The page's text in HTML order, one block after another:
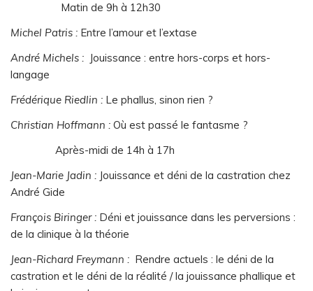
Matin de 9h à 12h30
Michel Patris : Entre l’amour et l’extase
André Michels : Jouissance : entre hors-corps et hors-
langage
Frédérique Riedlin : Le phallus, sinon rien ?
Christian Hoffmann : Où est passé le fantasme ?
Après-midi de 14h à 17h
Jean-Marie Jadin : Jouissance et déni de la castration chez
André Gide
François Biringer : Déni et jouissance dans les perversions :
de la clinique à la théorie
Jean-Richard Freymann : Rendre actuels : le déni de la
castration et le déni de la réalité / la jouissance phallique et